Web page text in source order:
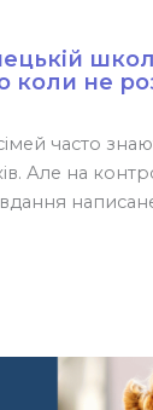
коли не
часто
Але на